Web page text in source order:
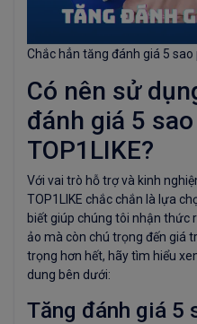
Chắc hẳn tăng đánh giá 5
Có nên sử
đánh giá 5
TOP1LIKE?
Với vai trò hỗ trợ và kinh
TOP1LIKE chắc chắn là lựa
biết giúp chúng tôi nhận thức
ảo mà còn chú trọng đến giá
trọng hơn hết, hãy tìm hiểu
dung bên dưới:
Tăng đánh giá 5